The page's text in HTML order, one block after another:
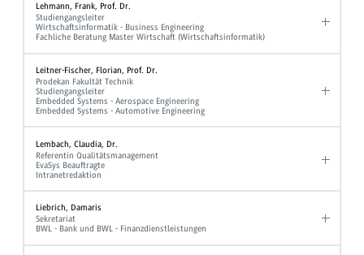
Lehmann, Frank, Prof. Dr.
Studiengangsleiter
Wirtschaftsinformatik - Business Engineering
Fachliche Beratung Master Wirtschaft (Wirtschaftsinformatik)
Leitner-Fischer, Florian, Prof. Dr.
Prodekan Fakultät Technik
Studiengangsleiter
Embedded Systems - Aerospace Engineering
Embedded Systems - Automotive Engineering
Lembach, Claudia, Dr.
Referentin Qualitätsmanagement
EvaSys Beauftragte
Intranetredaktion
Liebrich, Damaris
Sekretariat
BWL - Bank und BWL - Finanzdienstleistungen